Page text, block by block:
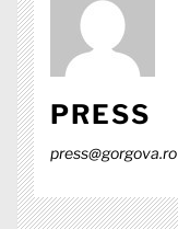
PRESS
press@gorgova.ro